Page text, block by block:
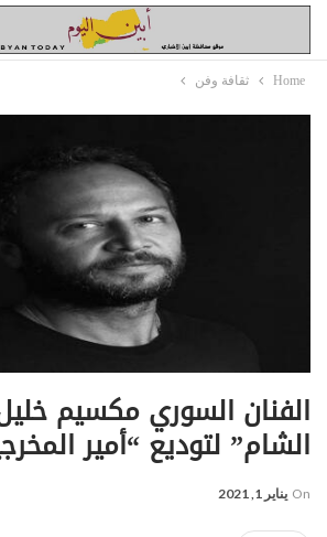
Home ثقافة وفن
الفنان السوري مكسيم
الشام” لتوديع “أمير
On يناير 1, 2021